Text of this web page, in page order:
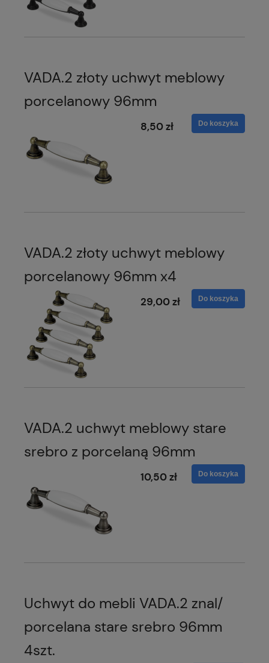
VADA.2 złoty uchwyt meblowy
porcelanowy 96mm
8,50 zł Do koszyka
VADA.2 złoty uchwyt meblowy
porcelanowy 96mm x4
29,00 zł Do koszyka
VADA.2 uchwyt meblowy stare
srebro z porcelaną 96mm
10,50 zł Do koszyka
Uchwyt do mebli VADA.2 znal/
porcelana stare srebro 96mm
4szt.